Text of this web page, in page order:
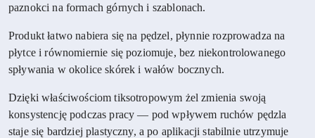
paznokci na formach górnych i szablonach.
Produkt łatwo nabiera się na pędzel, płynnie rozprowadza na
płytce i równomiernie się poziomuje, bez niekontrolowanego
spływania w okolice skórek i wałów bocznych.
Dzięki właściwościom tiksotropowym żel zmienia swoją
konsystencję podczas pracy — pod wpływem ruchów pędzla
staje się bardziej plastyczny, a po aplikacji stabilnie utrzymuje